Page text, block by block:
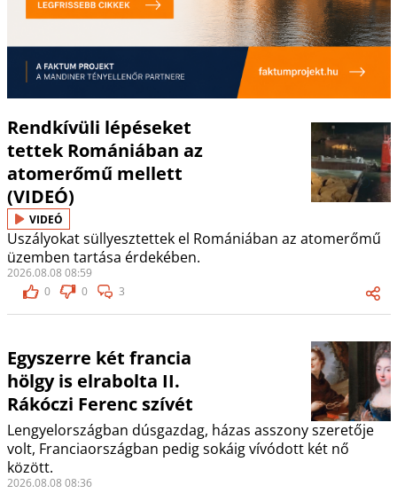
Rendkívüli lépéseket
tettek Romániában az
atomerőmű mellett
(VIDEÓ)
VIDEÓ
Uszályokat süllyesztettek el Romániában az atomerőmű
üzemben tartása érdekében.
2026.08.08 08:59
0
0 3
Egyszerre két francia
hölgy is elrabolta II.
Rákóczi Ferenc szívét
Lengyelországban dúsgazdag, házas asszony szeretője
volt, Franciaországban pedig sokáig vívódott két nő
között.
2026.08.08 08:36